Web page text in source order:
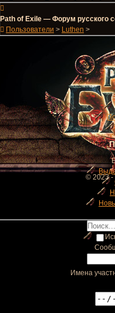
Path of Exile — Форум русского
Пользователи > Luthen >
Имена
© 2023 -